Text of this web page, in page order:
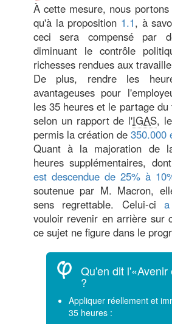
À cette mesure, nous
qu'à la proposition 1.1, à
ceci sera compensé par
diminuant le contrôle
richesses rendues aux
De plus, rendre les
avantageuses pour
les 35 heures et le partage
selon un rapport de l'IGAS,
permis la création de 350.000
Quant à la majoration de
heures supplémentaires,
est descendue de 25% à
soutenue par M. Macron,
sens regrettable. Celui-ci
vouloir revenir en arrière sur
ce sujet ne figure dans le
Qu'en dit l'«Avenir
?
Appliquer réellement et
35 heures :